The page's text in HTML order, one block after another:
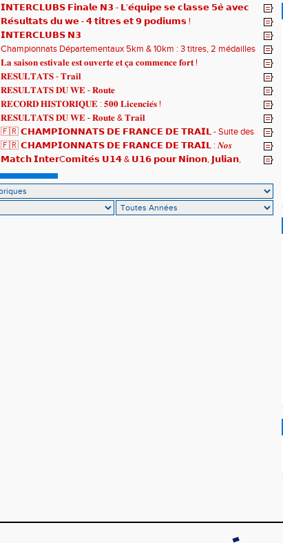
𝗜𝗡𝗧𝗘𝗥𝗖𝗟𝗨𝗕𝗦 𝗙𝗶𝗻𝗮𝗹𝗲 𝗡𝟯 - 𝗟'𝗲́𝗾𝘂𝗶𝗽𝗲 𝘀𝗲 𝗰𝗹𝗮𝘀𝘀𝗲 𝟱𝗲̀ 𝗮𝘃𝗲𝗰
𝟯𝟮𝟰𝟮𝟳𝗽𝘁𝘀
𝗥𝗲́𝘀𝘂𝗹𝘁𝗮𝘁𝘀 𝗱𝘂 𝘄𝗲 - 𝟰 𝘁𝗶𝘁𝗿𝗲𝘀 𝗲𝘁 𝟵 𝗽𝗼𝗱𝗶𝘂𝗺𝘀 !
𝗜𝗡𝗧𝗘𝗥𝗖𝗟𝗨𝗕𝗦 𝗡𝟯
Championnats Départementaux 5km & 10km : 3 titres, 2 médailles
de bronze et un max de plaisir pour tous !
𝐋𝐚 𝐬𝐚𝐢𝐬𝐨𝐧 𝐞𝐬𝐭𝐢𝐯𝐚𝐥𝐞 𝐞𝐬𝐭 𝐨𝐮𝐯𝐞𝐫𝐭𝐞 𝐞𝐭 𝐜̧𝐚 𝐜𝐨𝐦𝐦𝐞𝐧𝐜𝐞 𝐟𝐨𝐫𝐭 !
𝐑𝐄𝐒𝐔𝐋𝐓𝐀𝐓𝐒 - 𝐓𝐫𝐚𝐢𝐥
𝐑𝐄𝐒𝐔𝐋𝐓𝐀𝐓𝐒 𝐃𝐔 𝐖𝐄 - 𝐑𝐨𝐮𝐭𝐞
𝐑𝐄𝐂𝐎𝐑𝐃 𝐇𝐈𝐒𝐓𝐎𝐑𝐈𝐐𝐔𝐄 : 𝟓𝟎𝟎 𝐋𝐢𝐜𝐞𝐧𝐜𝐢𝐞́𝐬 !
𝐑𝐄𝐒𝐔𝐋𝐓𝐀𝐓𝐒 𝐃𝐔 𝐖𝐄 - 𝐑𝐨𝐮𝐭𝐞 & 𝐓𝐫𝐚𝐢𝐥
🇫🇷 𝗖𝗛𝗔𝗠𝗣𝗜𝗢𝗡𝗡𝗔𝗧𝗦 𝗗𝗘 𝗙𝗥𝗔𝗡𝗖𝗘 𝗗𝗘 𝗧𝗥𝗔𝗜𝗟 - Suite des
résultats
🇫🇷 𝗖𝗛𝗔𝗠𝗣𝗜𝗢𝗡𝗡𝗔𝗧𝗦 𝗗𝗘 𝗙𝗥𝗔𝗡𝗖𝗘 𝗗𝗘 𝗧𝗥𝗔𝗜𝗟 : 𝑵𝒐𝒔
𝒕𝒓𝒂𝒊𝒍𝒆𝒖𝒓𝒔 𝒓𝒂𝒎𝒆̀𝒏𝒆𝒏𝒕 4 𝒎𝒆́𝒅𝒂𝒊𝒍𝒍𝒆𝒔 !
𝗠𝗮𝘁𝗰𝗵 𝗜𝗻𝘁𝗲𝗿C𝗼𝗺𝗶𝘁𝗲́𝘀 𝗨𝟭𝟰 & 𝗨𝟭𝟲 𝗽𝗼𝘂𝗿 𝗡𝗶𝗻𝗼𝗻, 𝗝𝘂𝗹𝗶𝗮𝗻,